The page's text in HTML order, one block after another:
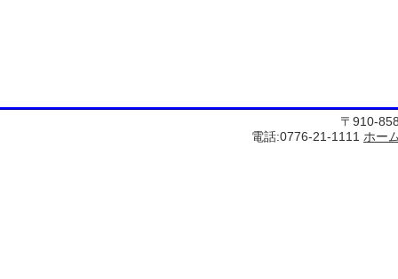
〒910-
電話:0776-21-1111 ホー